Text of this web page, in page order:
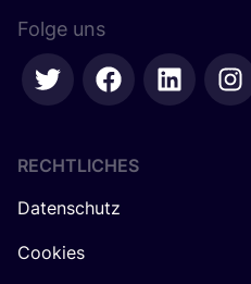
Folge uns
RECHTLICHES
Datenschutz
Cookies